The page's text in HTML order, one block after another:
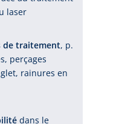
laser
de traitement, p.
perçages
rainures en
dans le